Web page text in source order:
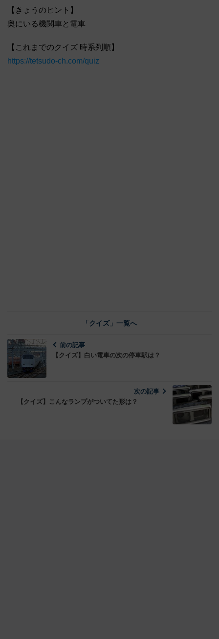
【きょうのヒント】
奥にいる機関車と電車
【これまでのクイズ 時系列順】
https://tetsudo-ch.com/quiz
「クイズ」一覧へ
前の記事
【クイズ】白い電車の次の停車駅は？
次の記事
【クイズ】こんなランプがついてた形は？